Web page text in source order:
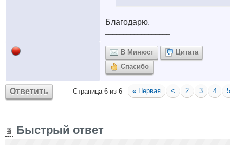
Благодарю.
В Минюст
Цитата
Спасибо
Ответить Страница 6 из 6 « Первая < 2 3 4 5
Быстрый ответ